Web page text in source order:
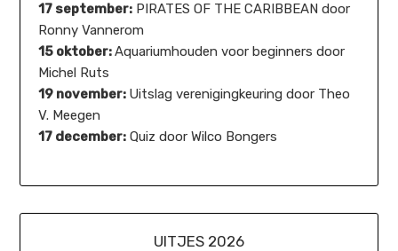
17 september: PIRATES OF THE CARIBBEAN door
Ronny Vannerom
15 oktober:Aquariumhouden voor beginners door
Michel Ruts
19 november: Uitslag verenigingkeuring door Theo
V. Meegen
17 december: Quiz door Wilco Bongers
UITJES 2026